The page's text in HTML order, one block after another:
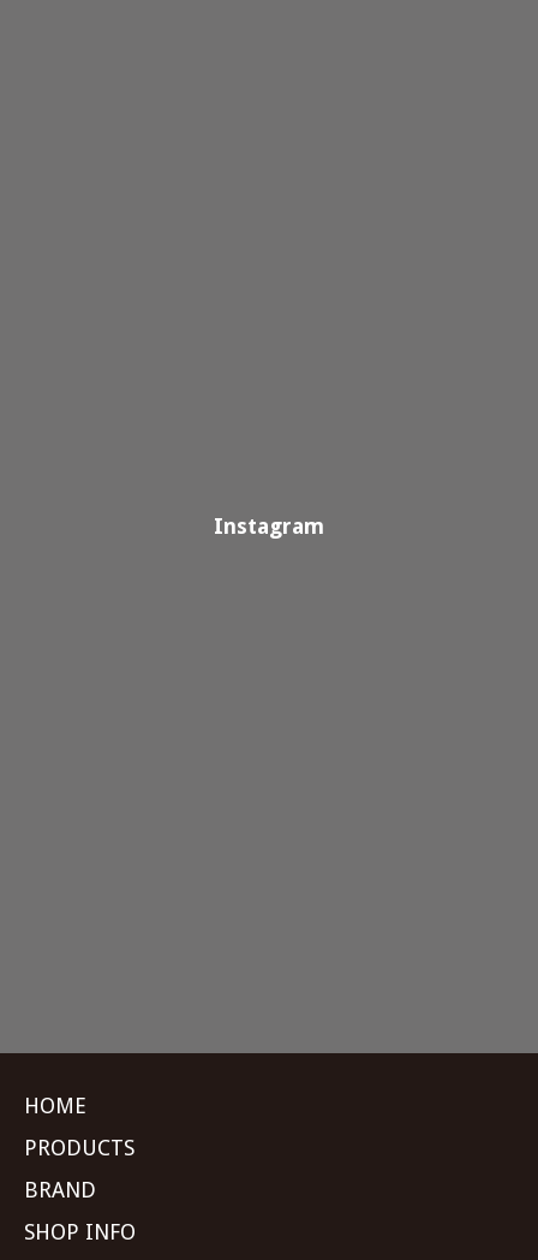
Instagram
HOME
PRODUCTS
BRAND
SHOP INFO